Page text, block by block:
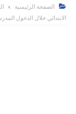
 الصفحة الرئيسية
الابتدائي خلال الدخول المدرسي